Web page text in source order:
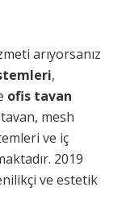
arıyorsanız
,
ofis tavan
mesh
ve iç
2019
ve estetik